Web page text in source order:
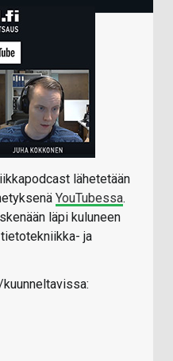
lähetetään
YouTubessa.
läpi kuluneen
ja